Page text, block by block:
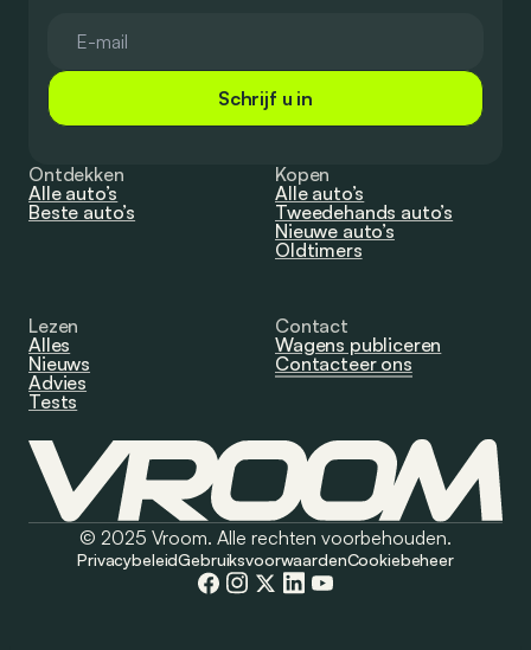
Schrijf u in
Ontdekken
Alle auto’s
Beste auto’s
Kopen
Alle auto’s
Tweedehands auto’s
Nieuwe auto’s
Oldtimers
Lezen
Alles
Nieuws
Advies
Tests
Contact
Wagens publiceren
Contacteer ons
© 2025 Vroom. Alle rechten voorbehouden.
PrivacybeleidGebruiksvoorwaardenCookiebeheer